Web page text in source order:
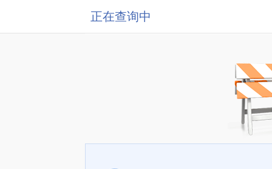
正在查询中